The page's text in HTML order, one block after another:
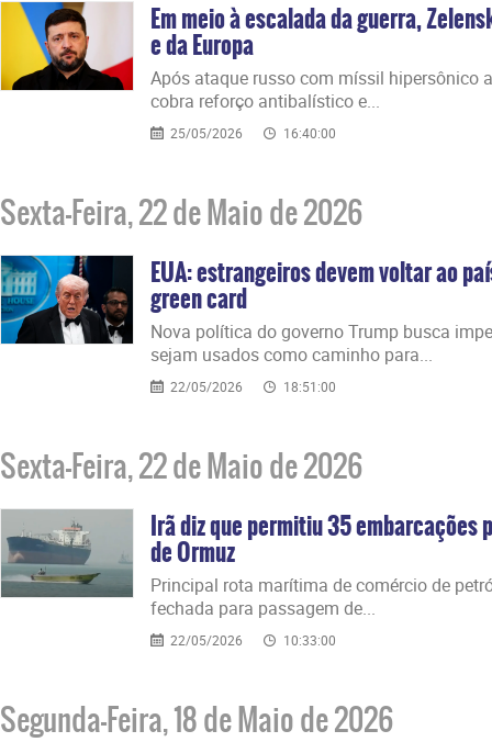
Em meio à escalada da guerra,
e da Europa
Após ataque russo com míssil hipersônico
cobra reforço antibalístico e...
25/05/2026 16:40:00
Sexta-Feira, 22 de Maio de 2026
EUA: estrangeiros devem voltar ao
green card
Nova política do governo Trump busca
sejam usados como caminho para...
22/05/2026 18:51:00
Sexta-Feira, 22 de Maio de 2026
Irã diz que permitiu 35 embarcações
de Ormuz
Principal rota marítima de comércio de
fechada para passagem de...
22/05/2026 10:33:00
Segunda-Feira, 18 de Maio de 2026